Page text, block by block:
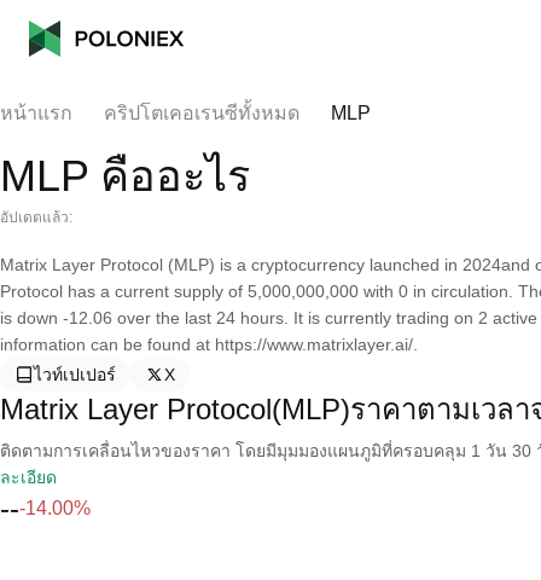
หน้าแรก คริปโตเคอเรนซีทั้งหมด MLP
MLP คืออะไร
อัปเดตแล้ว:
Matrix Layer Protocol (MLP) is a cryptocurrency launched in
Protocol has a current supply of 5,000,000,000 with 0 in circulation.
is down -12.06 over the last 24 hours. It is currently trading on 2
information can be found at https://www.matrixlayer.ai/.
ไวท์เปเปอร์
X
Matrix Layer Protocol(MLP)ราคาตามเวลา
ติดตามการเคลื่อนไหวของราคา โดยมีมุมมองแผนภูมิที่ครอบคลุม 1 วัน 30
ละเอียด
---14.00%